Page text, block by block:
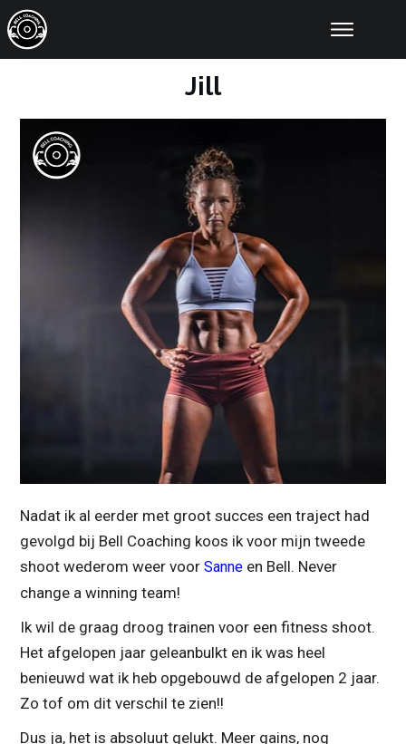
Online Coaching
Tools
Jill
Nadat ik al eerder met groot succes een traject had
gevolgd bij Bell Coaching koos ik voor mijn tweede
shoot wederom weer voorSanne en Bell. Never
change a winning team!
Ik wil de graag droog trainen voor een fitness shoot.
Het afgelopen jaar geleanbulkt en ik was heel
benieuwd wat ik heb opgebouwd de afgelopen 2 jaar.
Zo tof om dit verschil te zien!!
Dus ja, het is absoluut gelukt. Meer gains, nog